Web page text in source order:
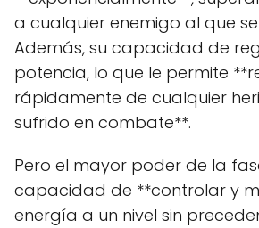
a cualquier enemigo al que
Además, su capacidad de
potencia, lo que le permite
rápidamente de cualquier
sufrido en combate**.
Pero el mayor poder de la
capacidad de **controlar y
energía a un nivel sin